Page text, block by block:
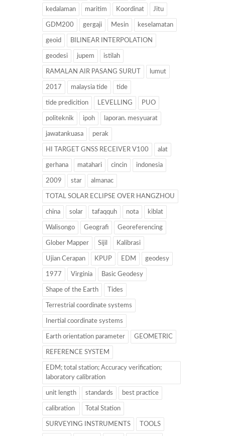
kedalaman maritim Koordinat Jitu
GDM200 gergaji Mesin keselamatan
geoid BILINEAR INTERPOLATION
geodesi jupem istilah
RAMALAN AIR PASANG SURUT lumut
2017 malaysia tide tide
tide predicition LEVELLING PUO
politeknik ipoh laporan. mesyuarat
jawatankuasa perak
HI TARGET GNSS RECEIVER V100 alat
gerhana matahari cincin indonesia
2009 star almanac
TOTAL SOLAR ECLIPSE OVER HANGZHOU
china solar tafaqquh nota kiblat
Walisongo Geografi Georeferencing
Glober Mapper Sijil Kalibrasi
Ujian Cerapan KPUP EDM geodesy
1977 Virginia Basic Geodesy
Shape of the Earth Tides
Terrestrial coordinate systems
Inertial coordinate systems
Earth orientation parameter GEOMETRIC
REFERENCE SYSTEM
EDM; total station; Accuracy verification;
laboratory calibration
unit length standards best practice
calibration Total Station
SURVEYING INSTRUMENTS TOOLS